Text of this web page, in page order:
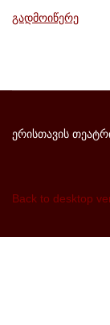
გადმოიწერე
ერისთავის
Back to desktop